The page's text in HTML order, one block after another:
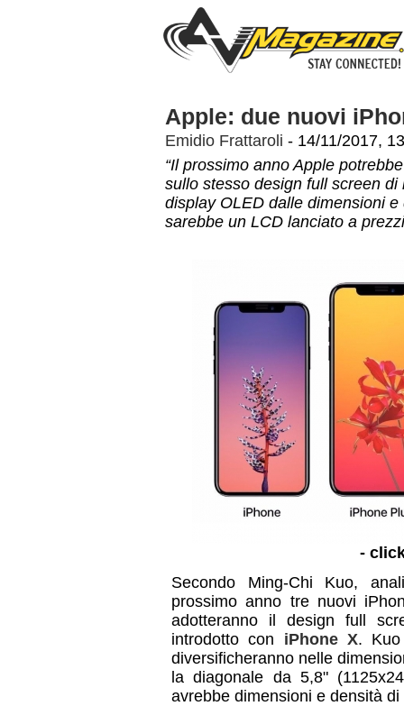
Apple: due nuovi
Emidio Frattaroli - 14/11/2017,
“Il prossimo anno Apple
sullo stesso design full screen
display OLED dalle dimensioni
sarebbe un LCD lanciato a
-
Secondo Ming-Chi Kuo,
prossimo anno tre nuovi
adotteranno il design full
introdotto con iPhone X. Kuo
diversificheranno nelle
la diagonale da 5,8"
avrebbe dimensioni e densità